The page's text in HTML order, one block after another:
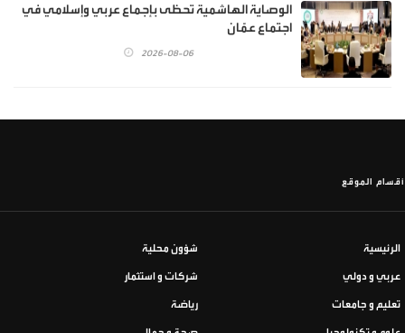
الوصاية الهاشمية تحظى بإجماع عربي وإسلامي في
اجتماع عمّان
2026-08-06
أقسام الموقع
الرئيسية شؤون محلية
عربي و دولي شركات و استثمار
تعليم و جامعات رياضة